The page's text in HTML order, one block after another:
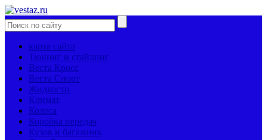
карта сайта
Тюнинг и стайлинг
Веста Кросс
Веста Спорт
Жидкости
Климат
Колеса
Коробка передач
Кузов и багажник